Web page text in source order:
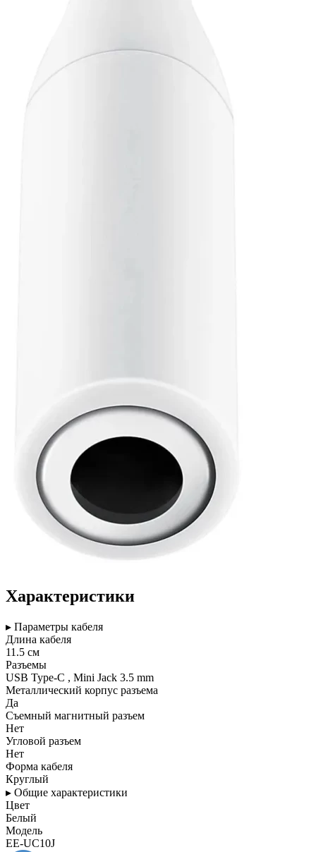
Характеристики
▸ Параметры кабеля
Длина кабеля
11.5 см
Разъемы
USB Type-C , Mini Jack 3.5 mm
Металлический корпус разъема
Да
Съемный магнитный разъем
Нет
Угловой разъем
Нет
Форма кабеля
Круглый
▸ Общие характеристики
Цвет
Белый
Модель
EE-UC10J